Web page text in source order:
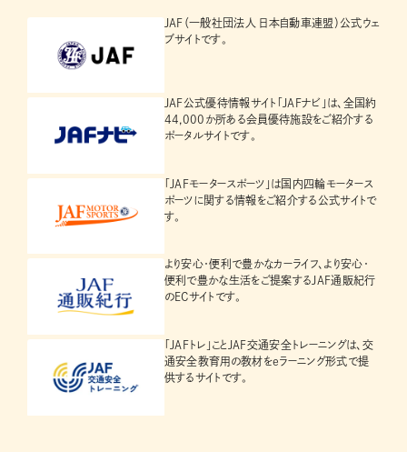
JAF（一般社団法人 日本自動車連盟）公式ウェ
ブサイトです。
JAF公式優待情報サイト「JAFナビ」は、全国約
44,000か所ある会員優待施設をご紹介する
ポータルサイトです。
「JAFモータースポーツ」は国内四輪モータース
ポーツに関する情報をご紹介する公式サイトで
す。
より安心・便利で豊かなカーライフ、より安心・
便利で豊かな生活をご提案するJAF通販紀行
のECサイトです。
「JAFトレ」ことJAF交通安全トレーニングは、交
通安全教育用の教材をeラーニング形式で提
供するサイトです。